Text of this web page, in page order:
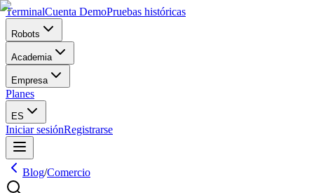
TerminalCuenta DemoPruebas históricas
Robots
Academia
Empresa
Planes
ES
Iniciar sesiónRegistrarse
Blog/Comercio